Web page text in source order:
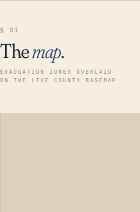
§ 01
Themap.
EVACUATION ZONES OVERLAID
ON THE LIVE COUNTY BASEMAP